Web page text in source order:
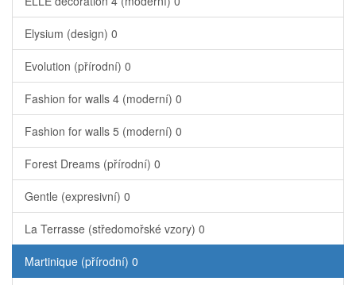
Elysium (design) 0
Evolution (přírodní) 0
Fashion for walls 4 (moderní) 0
Fashion for walls 5 (moderní) 0
Forest Dreams (přírodní) 0
Gentle (expresivní) 0
La Terrasse (středomořské vzory) 0
Martinique (přírodní) 0